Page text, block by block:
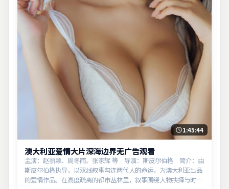
1:45:44
澳大利亚爱情大片深海边界无广告观看
主演：赵丽颖、周冬雨、张家辉 等 导演：斯皮尔伯格 简介：由
斯皮尔伯格执导，以双线叙事勾连两代人的命运，为澳大利亚出品
的爱情作品。在高度疏离的都市丛林里，叙事围绕人物抉择与时代